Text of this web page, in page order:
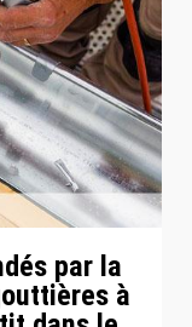
par la
à